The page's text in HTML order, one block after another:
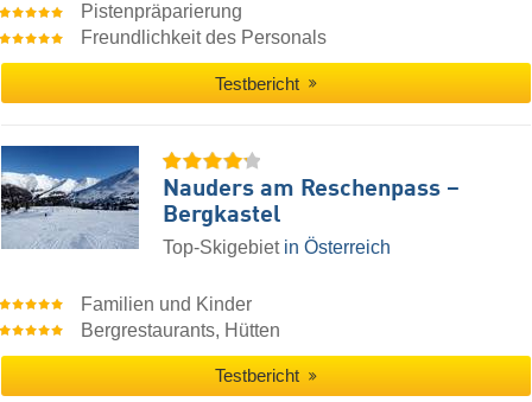
Pistenpräparierung
Freundlichkeit des Personals
Testbericht
Nauders am Reschenpass –
Bergkastel
Top-Skigebiet in Österreich
Familien und Kinder
Bergrestaurants, Hütten
Testbericht